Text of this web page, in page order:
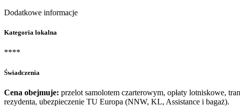
Dodatkowe informacje
Kategoria lokalna
****
Świadczenia
Cena obejmuje: przelot samolotem czarterowym, opłaty lotniskowe,
rezydenta, ubezpieczenie TU Europa (NNW, KL, Assistance i bagaż).